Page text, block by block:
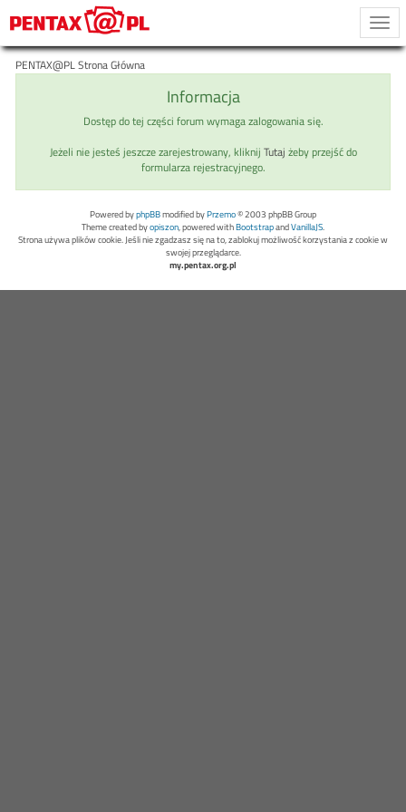
PENTAX@PL Strona Główna
Informacja
Dostęp do tej części forum wymaga zalogowania się.
Jeżeli nie jesteś jeszcze zarejestrowany, kliknij Tutaj żeby przejść do
formularza rejestracyjnego.
Powered byphpBBmodified byPrzemo© 2003 phpBB Group
Theme created byopiszon, powered withBootstrapandVanillaJS.
Strona używa plików cookie. Jeśli nie zgadzasz się na to, zablokuj możliwość korzystania z cookie w
swojej przeglądarce.
my.pentax.org.pl